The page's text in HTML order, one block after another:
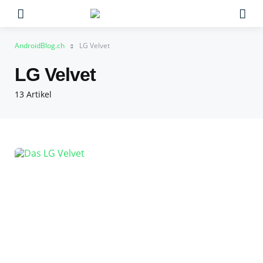
AndroidBlog.ch LG Velvet
13 Artikel
LG Velvet